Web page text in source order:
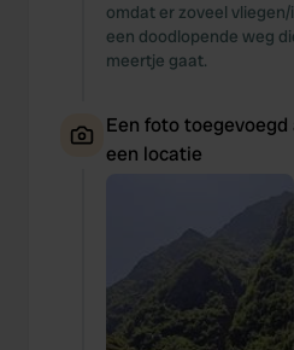
omdat er zoveel
een doodlopende weg
meertje gaat.
Een foto toegevoegd
een locatie